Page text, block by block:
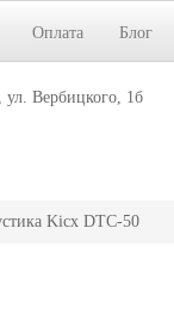
Оплата Блог
ул. Вербицкого, 1б
Kicx DTC-50